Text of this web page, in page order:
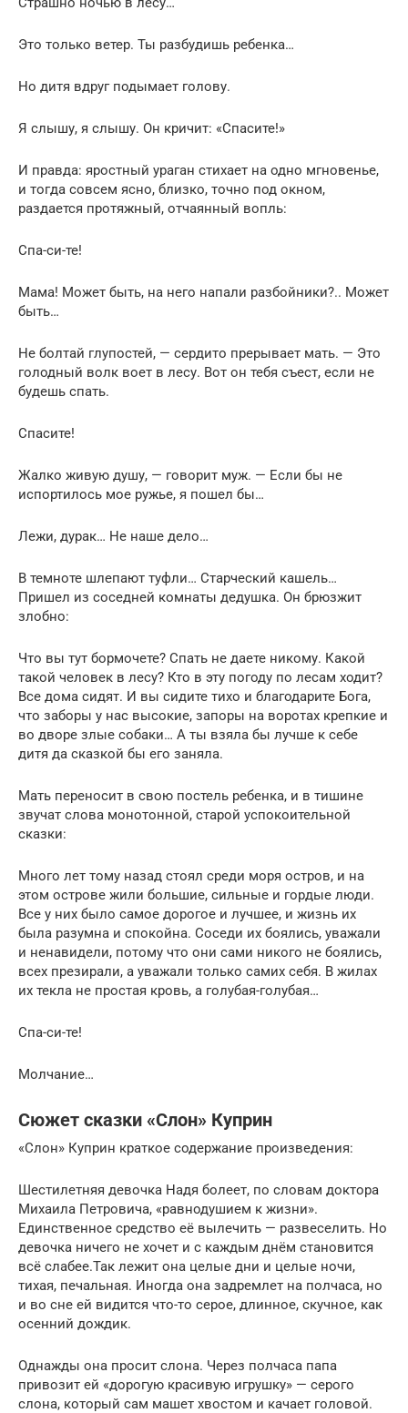
Это только ветер. Ты разбудишь ребенка…
Но дитя вдруг подымает голову.
Я слышу, я слышу. Он кричит: «Спасите!»
И правда: яростный ураган стихает на одно мгновенье,
и тогда совсем ясно, близко, точно под окном,
раздается протяжный, отчаянный вопль:
Спа-си-те!
Мама! Может быть, на него напали разбойники?.. Может
быть…
Не болтай глупостей, — сердито прерывает мать. — Это
голодный волк воет в лесу. Вот он тебя съест, если не
будешь спать.
Спасите!
Жалко живую душу, — говорит муж. — Если бы не
испортилось мое ружье, я пошел бы…
Лежи, дурак… Не наше дело…
В темноте шлепают туфли… Старческий кашель…
Пришел из соседней комнаты дедушка. Он брюзжит
злобно:
Что вы тут бормочете? Спать не даете никому. Какой
такой человек в лесу? Кто в эту погоду по лесам ходит?
Все дома сидят. И вы сидите тихо и благодарите Бога,
что заборы у нас высокие, запоры на воротах крепкие и
во дворе злые собаки… А ты взяла бы лучше к себе
дитя да сказкой бы его заняла.
Мать переносит в свою постель ребенка, и в тишине
звучат слова монотонной, старой успокоительной
сказки:
Много лет тому назад стоял среди моря остров, и на
этом острове жили большие, сильные и гордые люди.
Все у них было самое дорогое и лучшее, и жизнь их
была разумна и спокойна. Соседи их боялись, уважали
и ненавидели, потому что они сами никого не боялись,
всех презирали, а уважали только самих себя. В жилах
их текла не простая кровь, а голубая-голубая…
Спа-си-те!
Молчание…
Сюжет сказки «Слон» Куприн
«Слон» Куприн краткое содержание произведения:
Шестилетняя девочка Надя болеет, по словам доктора
Михаила Петровича, «равнодушием к жизни».
Единственное средство её вылечить — развеселить. Но
девочка ничего не хочет и с каждым днём становится
всё слабее.Так лежит она целые дни и целые ночи,
тихая, печальная. Иногда она задремлет на полчаса, но
и во сне ей видится что-то серое, длинное, скучное, как
осенний дождик.
Однажды она просит слона. Через полчаса папа
привозит ей «дорогую красивую игрушку» — серого
слона, который сам машет хвостом и качает головой.